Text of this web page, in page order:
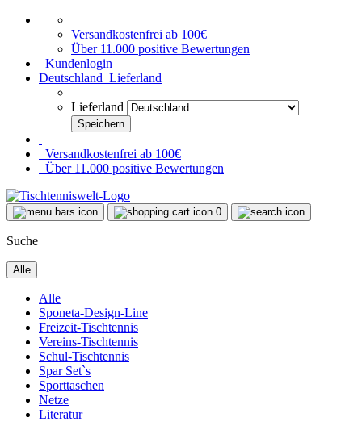
Versandkostenfrei ab 100€
Über 11.000 positive Bewertungen
Kundenlogin
Deutschland Lieferland
Lieferland
Versandkostenfrei ab 100€
Über 11.000 positive Bewertungen
0
Suche
Alle
Alle
Sponeta-Design-Line
Freizeit-Tischtennis
Vereins-Tischtennis
Schul-Tischtennis
Spar Set`s
Sporttaschen
Netze
Literatur